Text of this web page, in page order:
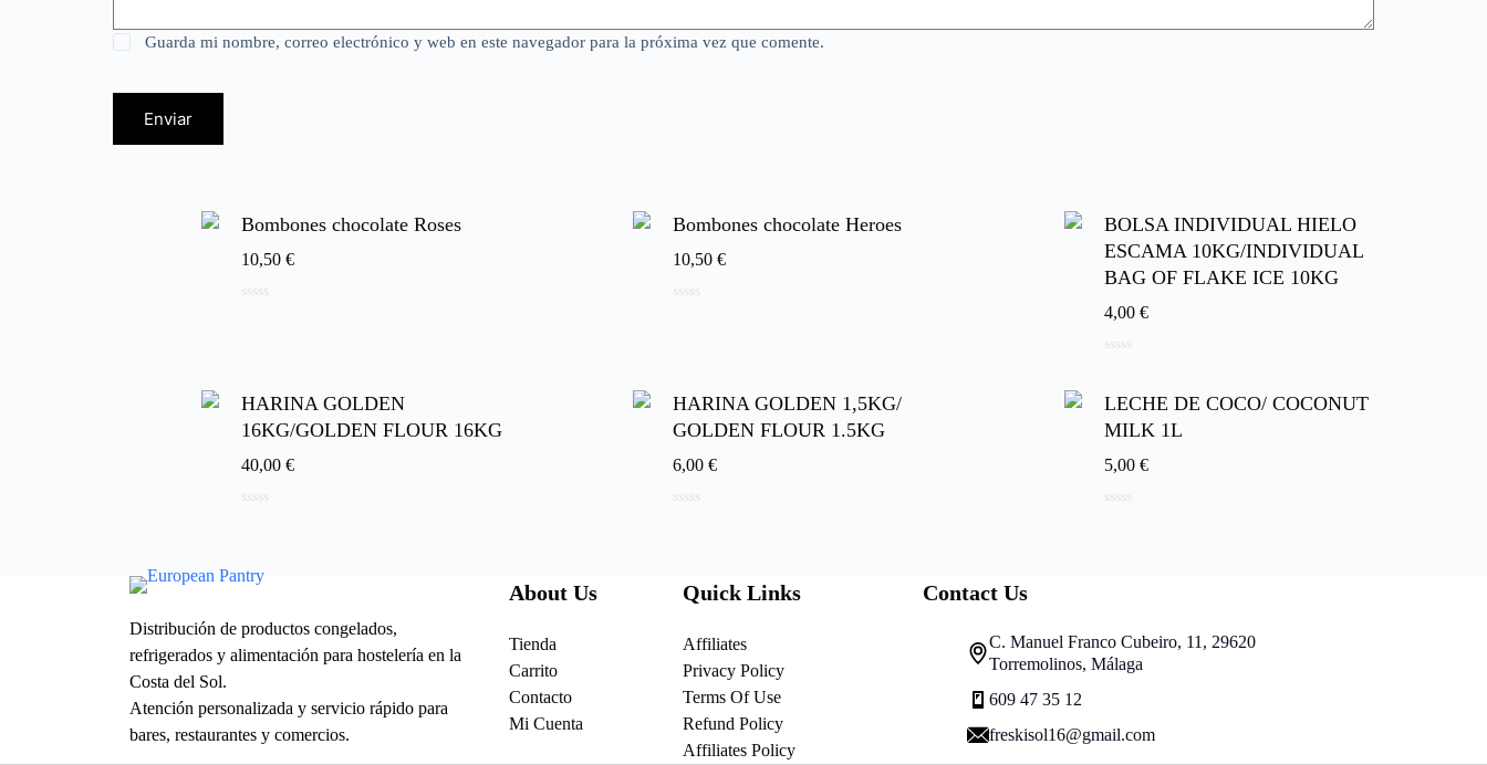
Guarda mi nombre, correo electrónico y web en este navegador para la próxima vez que comente.
Enviar
Bombones chocolate Roses
10,50 €
Bombones chocolate Heroes
10,50 €
BOLSA INDIVIDUAL HIELO
ESCAMA 10KG/INDIVIDUAL
BAG OF FLAKE ICE 10KG
4,00 €
e
HARINA GOLDEN
16KG/GOLDEN FLOUR 16KG
40,00 €
5
HARINA GOLDEN 1,5KG/
GOLDEN FLOUR 1.5KG
6,00 €
LECHE DE COCO/ COCONUT
MILK 1L
5,00 €
Distribución de productos congelados,
refrigerados y alimentación para hostelería en la
Costa del Sol.
Atención personalizada y servicio rápido para
bares, restaurantes y comercios.
About Us
Tienda
Carrito
Contacto
Mi Cuenta
Quick Links
Affiliates
Privacy Policy
Terms Of Use
Refund Policy
Affiliates Policy
Contact Us
C. Manuel Franco Cubeiro, 11, 29620
Torremolinos, Málaga
609 47 35 12
freskisol16@gmail.com